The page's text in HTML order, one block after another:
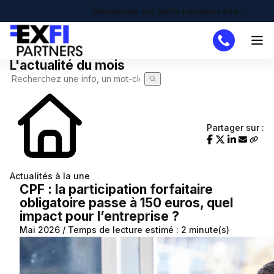
Bienvenue sur notre nouveau site !
Cabinet
Missions
DAF
Créateur
Création d'entreprise
Recherche de code APE
Chômage partiel
RTT
Actualités
Actualité à la une
Calendrier fiscal
Infographie RSE du mois
Demande de devis
L'actualité du mois
Actualités à la une
Partager sur :
CPF : la participation forfaitaire
obligatoire passe à 150 euros, quel
impact pour l’entreprise ?
Mai 2026 / Temps de lecture estimé : 2 minute(s)